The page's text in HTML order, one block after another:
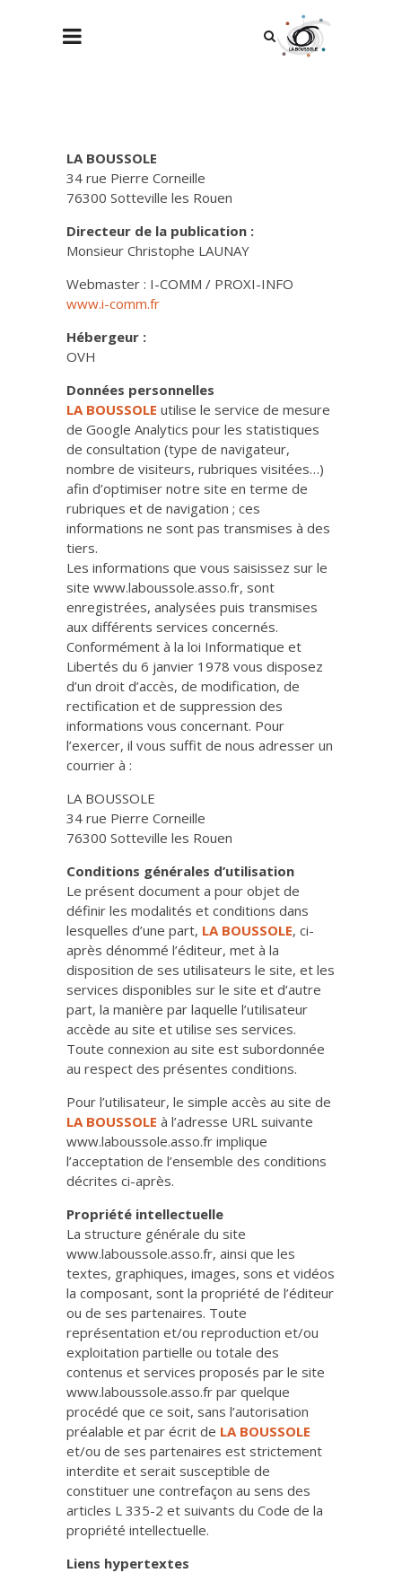
LA BOUSSOLE
34 rue Pierre Corneille
76300 Sotteville les Rouen
Directeur de la publication :
Monsieur Christophe LAUNAY
Webmaster : I-COMM / PROXI-INFO
www.i-comm.fr
Hébergeur :
OVH
Données personnelles
LA BOUSSOLE utilise le service de mesure
de Google Analytics pour les statistiques
de consultation (type de navigateur,
nombre de visiteurs, rubriques visitées…)
afin d’optimiser notre site en terme de
rubriques et de navigation ; ces
informations ne sont pas transmises à des
tiers.
Les informations que vous saisissez sur le
site www.laboussole.asso.fr, sont
enregistrées, analysées puis transmises
aux différents services concernés.
Conformément à la loi Informatique et
Libertés du 6 janvier 1978 vous disposez
d’un droit d’accès, de modification, de
rectification et de suppression des
informations vous concernant. Pour
l’exercer, il vous suffit de nous adresser un
courrier à :
LA BOUSSOLE
34 rue Pierre Corneille
76300 Sotteville les Rouen
Conditions générales d’utilisation
Le présent document a pour objet de
définir les modalités et conditions dans
lesquelles d’une part, LA BOUSSOLE, ci-
après dénommé l’éditeur, met à la
disposition de ses utilisateurs le site, et les
services disponibles sur le site et d’autre
part, la manière par laquelle l’utilisateur
accède au site et utilise ses services.
Toute connexion au site est subordonnée
au respect des présentes conditions.
Pour l’utilisateur, le simple accès au site de
LA BOUSSOLE à l’adresse URL suivante
www.laboussole.asso.fr implique
l’acceptation de l’ensemble des conditions
décrites ci-après.
Propriété intellectuelle
La structure générale du site
www.laboussole.asso.fr, ainsi que les
textes, graphiques, images, sons et vidéos
la composant, sont la propriété de l’éditeur
ou de ses partenaires. Toute
représentation et/ou reproduction et/ou
exploitation partielle ou totale des
contenus et services proposés par le site
www.laboussole.asso.fr par quelque
procédé que ce soit, sans l’autorisation
préalable et par écrit de LA BOUSSOLE
et/ou de ses partenaires est strictement
interdite et serait susceptible de
constituer une contrefaçon au sens des
articles L 335-2 et suivants du Code de la
propriété intellectuelle.
Liens hypertextes